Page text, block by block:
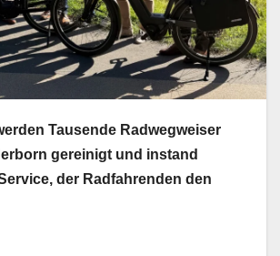
Tausende Radwegweiser
gereinigt und instand
der Radfahrenden den